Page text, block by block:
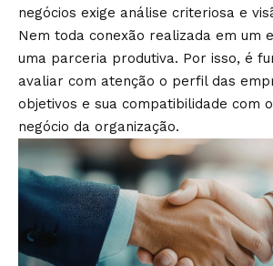
negócios exige análise criteriosa e
Nem toda conexão realizada em um
uma parceria produtiva. Por isso, é
avaliar com atenção o perfil das
objetivos e sua compatibilidade com
negócio da organização.